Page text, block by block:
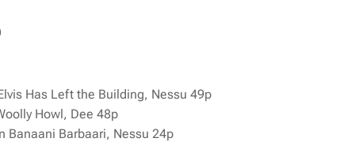
Has Left the Building, Nessu 49p
Howl, Dee 48p
Banaani Barbaari, Nessu 24p